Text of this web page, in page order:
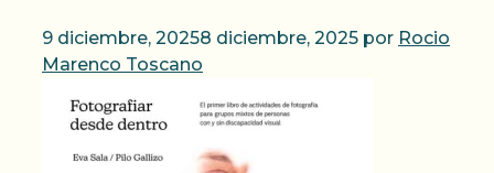
9 diciembre, 20258 diciembre, 2025 por Rocio
Marenco Toscano